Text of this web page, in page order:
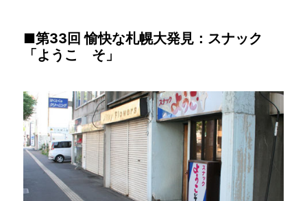
■第33回 愉快な札幌大発見：スナック
「ようこ そ」